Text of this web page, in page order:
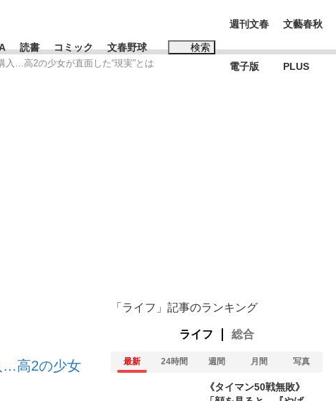
けない資産運用のすべて
読書 コミック 文春野球 検索
週刊文春
電子版
文藝春秋
PLUS
…高2の少女が直面した“現実”とは
…高2の少女
「ライフ」記事のランキング
ライフ 総合
最新 24時間 週間 月間 写真
《タイマン50戦無敗》